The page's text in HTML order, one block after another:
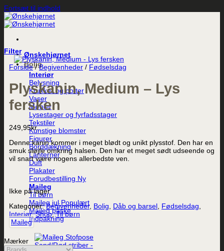
Fortsæt til indhold
Ønskehjørnet
Bolig
Interiør
Belysning
Krukker og potter
Vaser
Møbler
Lysestager og fyrfadsstager
Tekstiler
Kunstige blomster
Figurer
Borddækning
Lanterner
Duft
Plakater
Forudbestilling
Maileg
Til børn
Maileg jul
Maileg påske
Indpakning
Filter
Forside / Begivenheder / Fødselsdag
Plyskanin, Medium – Lys
fersken
249,95kr.
Denne kanin kommer i meget blødt og unikt plysstof. Den har en
smuk sløjfe omkring halsen. Den har et meget sødt udseende og
vil snart være nogens allerbedste ven.
Ikke på lager
Kategorier:Begivenheder, Bolig Dåb og barsel Fødselsdag
Interiør,Shop,Til børn
Maileg
Mærker